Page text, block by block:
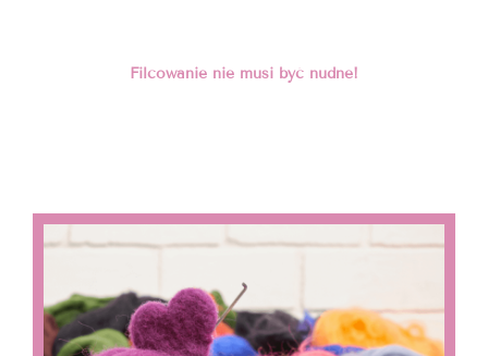
Filcowanie nie musi być nudne!